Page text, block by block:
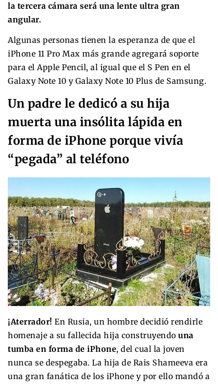
la tercera cámara será una lente ultra gran
angular.
Algunas personas tienen la esperanza de que el
iPhone 11 Pro Max más grande agregará soporte
para el Apple Pencil, al igual que el S Pen en el
Galaxy Note 10 y Galaxy Note 10 Plus de Samsung.
Un padre le dedicó a su hija
muerta una insólita lápida en
forma de iPhone porque vivía
“pegada” al teléfono
¡Aterrador! En Rusia, un hombre decidió rendirle
homenaje a su fallecida hija construyendo una
tumba en forma de iPhone, del cual la joven
nunca se despegaba. La hija de Rais Shameeva era
una gran fanática de los iPhone y por ello mandó a